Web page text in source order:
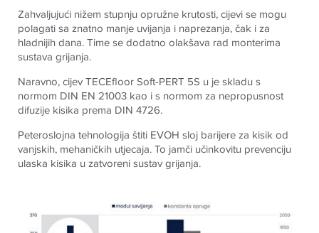
Zahvaljujući nižem stupnju opružne krutosti, cijevi se mogu
polagati sa znatno manje uvijanja i naprezanja, čak i za
hladnijih dana. Time se dodatno olakšava rad monterima
sustava grijanja.
Naravno, cijevTECEfloor Soft-PERT 5S u je skladu s
normom DIN EN 21003 kao i s normom za nepropusnost
difuzije kisika prema DIN 4726.
Peteroslojna tehnologija štiti EVOH sloj barijere za kisik od
vanjskih, mehaničkih utjecaja. To jamči učinkovitu prevenciju
ulaska kisika u zatvoreni sustav grijanja.